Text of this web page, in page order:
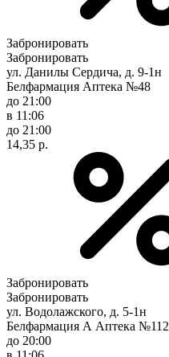
Забронировать
Забронировать
ул. Данилы Сердича, д. 9-1н
Белфармация Аптека №48
до 21:00
в 11:06
до 21:00
14,35 р.
Забронировать
Забронировать
ул. Водолажского, д. 5-1н
Белфармация А Аптека №112
до 20:00